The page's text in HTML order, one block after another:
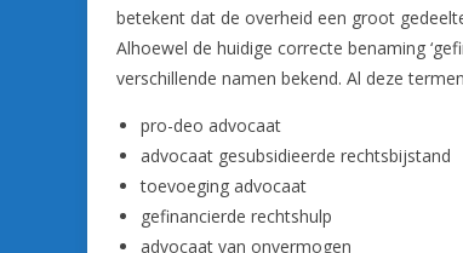
betekent dat de overheid een groot
Alhoewel de huidige correcte benaming
verschillende namen bekend. Al deze
pro-deo advocaat
advocaat gesubsidieerde rechtsbijstand
toevoeging advocaat
gefinancierde rechtshulp
advocaat van onvermogen